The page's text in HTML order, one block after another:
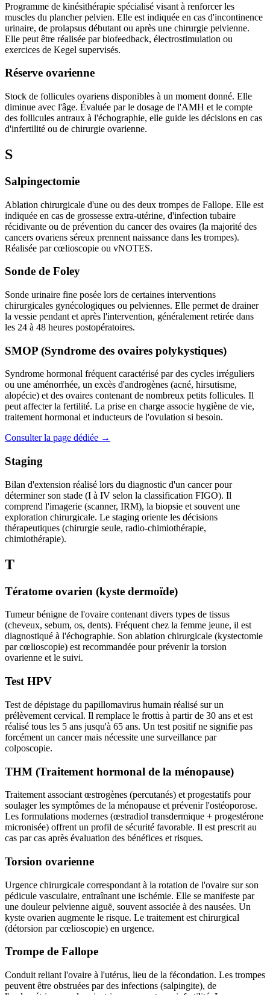
Programme de kinésithérapie spécialisé visant à renforcer les
muscles du plancher pelvien. Elle est indiquée en cas d'incontinence
urinaire, de prolapsus débutant ou après une chirurgie pelvienne.
Elle peut être réalisée par biofeedback, électrostimulation ou
exercices de Kegel supervisés.
Réserve ovarienne
Stock de follicules ovariens disponibles à un moment donné. Elle
diminue avec l'âge. Évaluée par le dosage de l'AMH et le compte
des follicules antraux à l'échographie, elle guide les décisions en cas
d'infertilité ou de chirurgie ovarienne.
S
Salpingectomie
Ablation chirurgicale d'une ou des deux trompes de Fallope. Elle est
indiquée en cas de grossesse extra-utérine, d'infection tubaire
récidivante ou de prévention du cancer des ovaires (la majorité des
cancers ovariens séreux prennent naissance dans les trompes).
Réalisée par cœlioscopie ou vNOTES.
Sonde de Foley
Sonde urinaire fine posée lors de certaines interventions
chirurgicales gynécologiques ou pelviennes. Elle permet de drainer
la vessie pendant et après l'intervention, généralement retirée dans
les 24 à 48 heures postopératoires.
SMOP (Syndrome des ovaires polykystiques)
Syndrome hormonal fréquent caractérisé par des cycles irréguliers
ou une aménorrhée, un excès d'androgènes (acné, hirsutisme,
alopécie) et des ovaires contenant de nombreux petits follicules. Il
peut affecter la fertilité. La prise en charge associe hygiène de vie,
traitement hormonal et inducteurs de l'ovulation si besoin.
Consulter la page dédiée →
Staging
Bilan d'extension réalisé lors du diagnostic d'un cancer pour
déterminer son stade (I à IV selon la classification FIGO). Il
comprend l'imagerie (scanner, IRM), la biopsie et souvent une
exploration chirurgicale. Le staging oriente les décisions
thérapeutiques (chirurgie seule, radio-chimiothérapie,
chimiothérapie).
T
Tératome ovarien (kyste dermoïde)
Tumeur bénigne de l'ovaire contenant divers types de tissus
(cheveux, sebum, os, dents). Fréquent chez la femme jeune, il est
diagnostiqué à l'échographie. Son ablation chirurgicale (kystectomie
par cœlioscopie) est recommandée pour prévenir la torsion
ovarienne et le suivi.
Test HPV
Test de dépistage du papillomavirus humain réalisé sur un
prélèvement cervical. Il remplace le frottis à partir de 30 ans et est
réalisé tous les 5 ans jusqu'à 65 ans. Un test positif ne signifie pas
forcément un cancer mais nécessite une surveillance par
colposcopie.
THM (Traitement hormonal de la ménopause)
Traitement associant œstrogènes (percutanés) et progestatifs pour
soulager les symptômes de la ménopause et prévenir l'ostéoporose.
Les formulations modernes (œstradiol transdermique + progestérone
micronisée) offrent un profil de sécurité favorable. Il est prescrit au
cas par cas après évaluation des bénéfices et risques.
Torsion ovarienne
Urgence chirurgicale correspondant à la rotation de l'ovaire sur son
pédicule vasculaire, entraînant une ischémie. Elle se manifeste par
une douleur pelvienne aiguë, souvent associée à des nausées. Un
kyste ovarien augmente le risque. Le traitement est chirurgical
(détorsion par cœlioscopie) en urgence.
Trompe de Fallope
Conduit reliant l'ovaire à l'utérus, lieu de la fécondation. Les trompes
peuvent être obstruées par des infections (salpingite), de